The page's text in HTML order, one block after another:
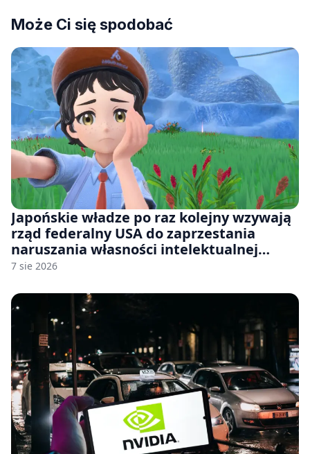
Może Ci się spodobać
Japońskie władze po raz kolejny wzywają
rząd federalny USA do zaprzestania
naruszania własności intelektualnej
japońskich gier i anime
7 sie 2026